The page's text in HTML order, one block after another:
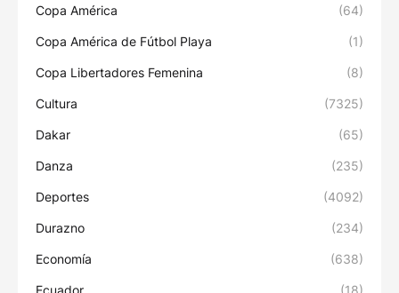
Copa América (64)
Copa América de Fútbol Playa (1)
Copa Libertadores Femenina (8)
Cultura (7325)
Dakar (65)
Danza (235)
Deportes (4092)
Durazno (234)
Economía (638)